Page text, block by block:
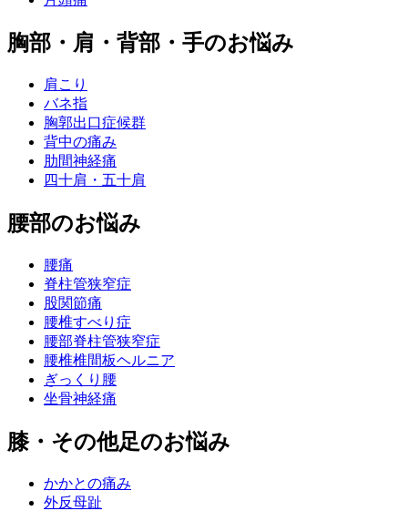
胸部・肩・背部・手のお悩み
肩こり
バネ指
胸郭出口症候群
背中の痛み
肋間神経痛
四十肩・五十肩
腰部のお悩み
腰痛
脊柱管狭窄症
股関節痛
腰椎すべり症
腰部脊柱管狭窄症
腰椎椎間板ヘルニア
ぎっくり腰
坐骨神経痛
膝・その他足のお悩み
かかとの痛み
外反母趾